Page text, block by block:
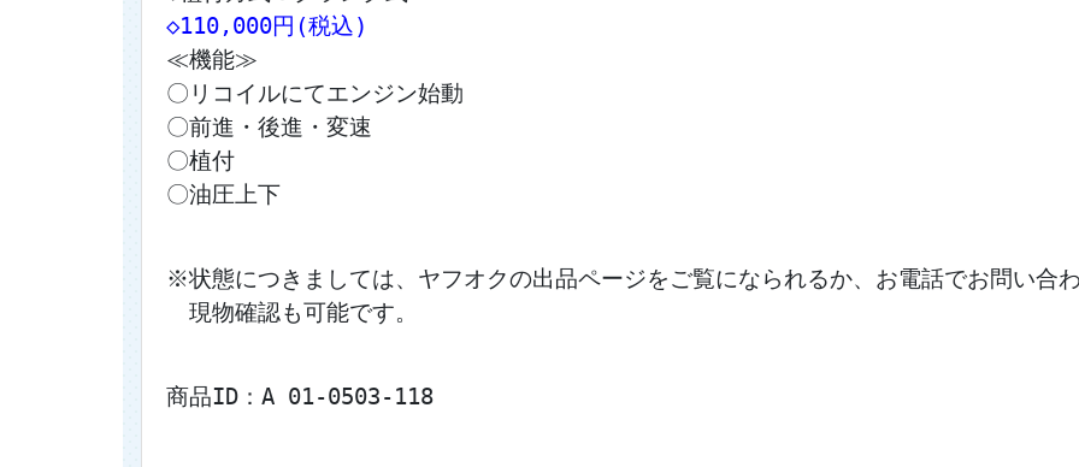
◇110,000円(税込)
≪機能≫
〇リコイルにてエンジン始動
〇前進・後進・変速
〇植付
〇油圧上下
※状態につきましては、ヤフオクの出品ページをご覧になられるか、お電話でお問い合わ
現物確認も可能です。
商品ID：A 01-0503-118